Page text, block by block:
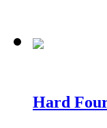
Hard